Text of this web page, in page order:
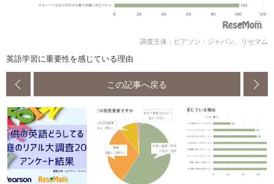
調査主体：ピアソン・ジャパン、リセマム
英語学習に重要性を感じている理由
この記事へ戻る